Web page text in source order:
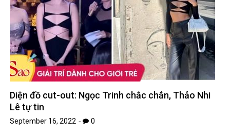
Diện đồ cut-out: Ngọc Trinh chắc chắn, Thảo Nhi
Lê tự tin
September 16, 2022 0